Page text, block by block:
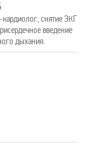
снятие ЭКГ
введение
дыхания.